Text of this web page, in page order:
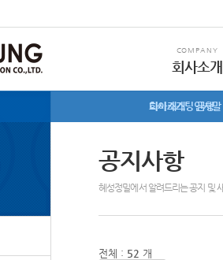
COMPANY
회사소개
회사소개 인사말
다이캐스팅 금형
공지사항
혜성정밀에서 알려드리는 공지 및
전체 : 52 개